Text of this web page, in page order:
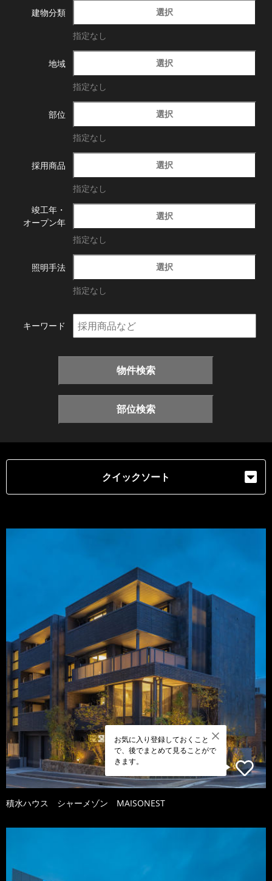
建物分類 選択
指定なし
地域 選択
指定なし
部位 選択
指定なし
採用商品 選択
指定なし
竣工年・
オープン年
選択
指定なし
照明手法 選択
指定なし
キーワード
物件検索
部位検索
クイックソート
お気に入り登録しておくこと
で、後でまとめて見ることがで
きます。
積水ハウス シャーメゾン MAISONEST